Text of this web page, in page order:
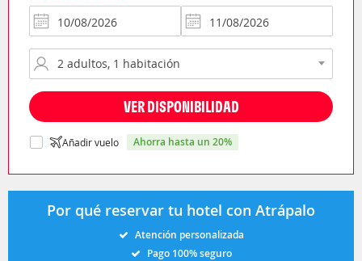
VER DISPONIBILIDAD
Añadir vuelo ahorra hasta un 20%
Por qué reservar tu hotel con Atrápalo
Atención personalizada
Pago 100% seguro